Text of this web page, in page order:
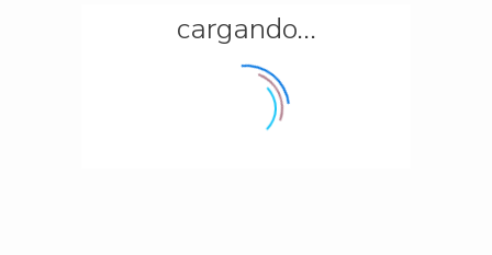
cargando...